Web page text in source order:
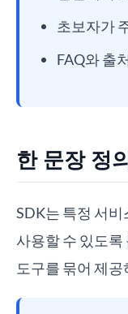
초보자가
FAQ와 출
한 문장 정
SDK는 특정 서비
사용할 수 있도록
도구를 묶어 제